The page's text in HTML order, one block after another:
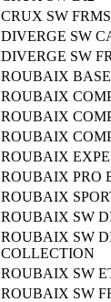
CRUX SW
DIVERGE SW
DIVERGE SW
ROUBAIX BASE
ROUBAIX
ROUBAIX
ROUBAIX
ROUBAIX
ROUBAIX PRO
ROUBAIX
ROUBAIX SW
ROUBAIX SW
COLLECTION
ROUBAIX SW
ROUBAIX SW